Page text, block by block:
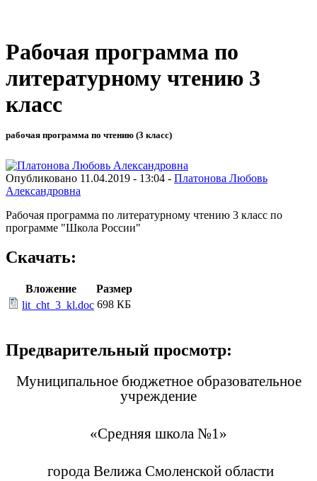
Рабочая программа по
литературному чтению 3
класс
рабочая программа по чтению (3 класс)
Опубликовано 11.04.2019 - 13:04 - Платонова Любовь
Александровна
Рабочая программа по литературному чтению 3 класс по
программе "Школа России"
Скачать:
Вложение
Размер
lit_cht_3_kl.doc 698 КБ
Предварительный просмотр:
Муниципальное бюджетное образовательное
учреждение
«Средняя школа №1»
города Велижа Смоленской области